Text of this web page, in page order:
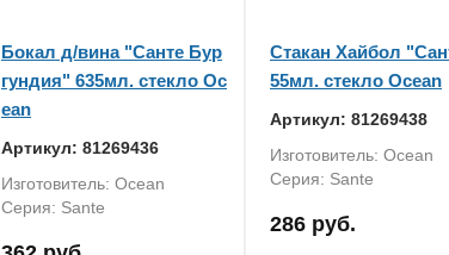
Бокал д/вина "Санте Бур
гундия" 635мл. стекло Oc
ean
Артикул: 81269436
Изготовитель: Ocean
Серия: Sante
Стакан Хайбол
55мл. стекло Ocean
Артикул: 81269438
Изготовитель: Ocean
Серия: Sante
286 руб.